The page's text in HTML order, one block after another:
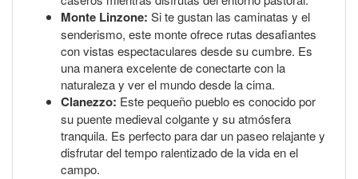
Monte Linzone: Si te gustan las caminatas y el
senderismo, este monte ofrece rutas desafiantes
con vistas espectaculares desde su cumbre. Es
una manera excelente de conectarte con la
naturaleza y ver el mundo desde la cima.
Clanezzo: Este pequeño pueblo es conocido por
su puente medieval colgante y su atmósfera
tranquila. Es perfecto para dar un paseo relajante y
disfrutar del tempo ralentizado de la vida en el
campo.